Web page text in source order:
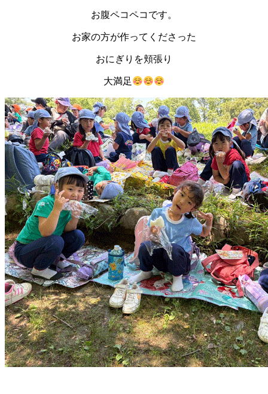
お腹ペコペコです。
お家の方が作ってくださった
おにぎりを頬張り
大満足